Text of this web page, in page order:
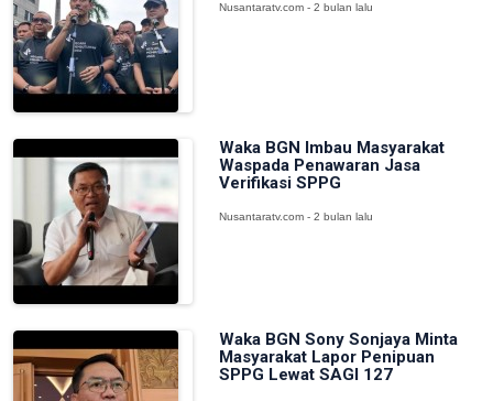
Nusantaratv.com - 2 bulan lalu
Waka BGN Imbau Masyarakat
Waspada Penawaran Jasa
Verifikasi SPPG
Nusantaratv.com - 2 bulan lalu
Waka BGN Sony Sonjaya Minta
Masyarakat Lapor Penipuan
SPPG Lewat SAGI 127